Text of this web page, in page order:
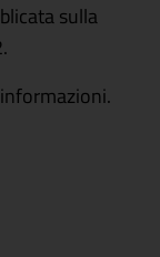
sulla